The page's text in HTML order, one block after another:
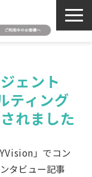
ェント
ティング
れました
」でコン
タビュー記事